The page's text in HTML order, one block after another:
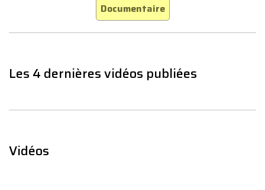
Documentaire
Les 4 dernières vidéos publiées
Vidéos